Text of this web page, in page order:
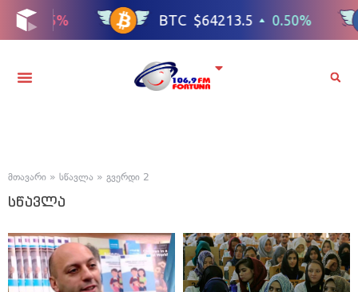
მთავარი » სწავლა » გვერდი 2
სწავლა